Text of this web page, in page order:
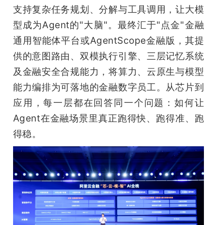
支持复杂任务规划、分解与工具调用，让大模
型成为Agent的"大脑"。最终汇于"点金"金融
通用智能体平台或AgentScope金融版，其提
供的意图路由、双模执行引擎、三层记忆系统
及金融安全合规能力，将算力、云原生与模型
能力编排为可落地的金融数字员工。从芯片到
应用，每一层都在回答同一个问题：如何让
Agent在金融场景里真正跑得快、跑得准、跑
得稳。